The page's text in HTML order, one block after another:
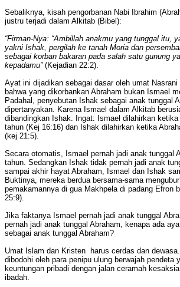
Sebaliknya, kisah pengorbanan Nabi Ibrahim
justru terjadi dalam Alkitab (Bibel):
“Firman-Nya: “Ambillah anakmu yang tunggal itu,
yakni Ishak, pergilah ke tanah Moria dan
sebagai korban bakaran pada salah satu gunung
kepadamu”(Kejadian 22:2).
Ayat ini dijadikan sebagai dasar oleh umat
bahwa yang dikorbankan Abraham bukan Ismael
Padahal, penyebutan Ishak sebagai anak tunggal
dipertanyakan. Karena Ismael dalam Alkitab
dibandingkan Ishak. Ingat: Ismael dilahirkan ketika
tahun (Kej 16:16) dan Ishak dilahirkan ketika
(kej 21:5).
Secara otomatis, Ismael pernah jadi anak tunggal
tahun. Sedangkan Ishak tidak pernah jadi anak
sampai akhir hayat Abraham, Ismael dan Ishak
Buktinya, mereka berdua bersama-sama
pemakamannya di gua Makhpela di padang Efron
25:9).
Jika faktanya Ismael pernah jadi anak tunggal
pernah jadi anak tunggal Abraham, kenapa ada
sebagai anak tunggal Abraham?
Umat Islam dan Kristen harus cerdas dan
dibodohi oleh para penipu ulung berwajah pendeta
keuntungan pribadi dengan jalan ceramah
ibadah.